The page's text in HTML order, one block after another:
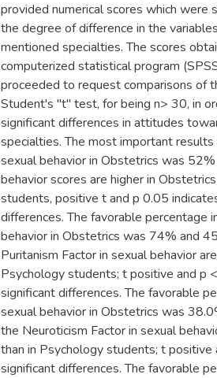
provided numerical scores which
the degree of difference in the
mentioned specialties. The scores
computerized statistical program
proceeded to request comparisons of
Student's "t" test, for being n> 30, in
significant differences in attitudes
specialties. The most important
sexual behavior in Obstetrics was
behavior scores are higher in
students, positive t and p 0.05
differences. The favorable percentage
behavior in Obstetrics was 74% and
Puritanism Factor in sexual behavior
Psychology students; t positive and p
significant differences. The favorable
sexual behavior in Obstetrics was
the Neuroticism Factor in sexual
than in Psychology students; t
significant differences. The favorable